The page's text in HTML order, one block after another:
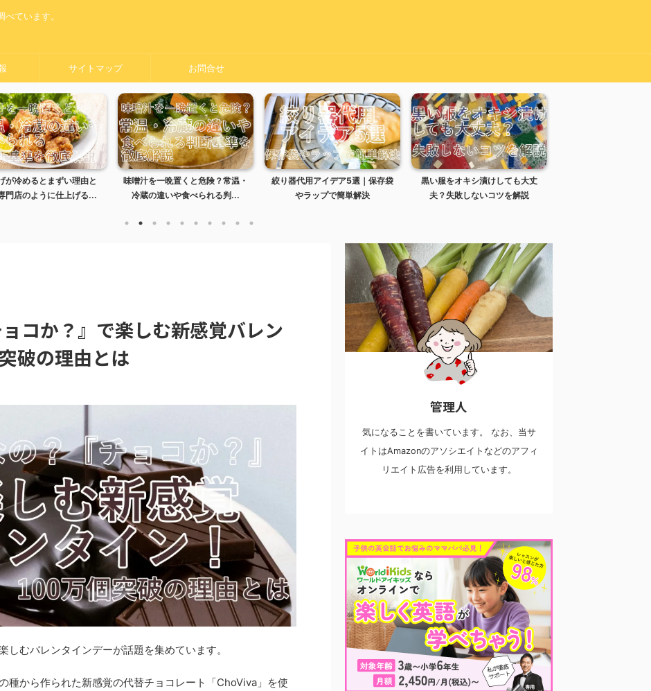
ています。
サイトマップ お問合せ
を一晩置くと危険？常温・
違いや食べられる判...
絞り器代用アイデア5選｜保存袋
やラップで簡単解決
黒い服をオキシ漬けしても大丈
夫？失敗しないコツを解説
リセッシュの処分方法｜スプレー
ボトルは何ゴミ？
コか？』で楽しむ新感覚バレン
破の理由とは
しむバレンタインデーが話題を集めています。
種から作られた新感覚の代替チョコレート「ChoViva」を使
管理人
気になることを書いています。 なお、当サ
イトはAmazonのアソシエイトなどのアフィ
リエイト広告を利用しています。